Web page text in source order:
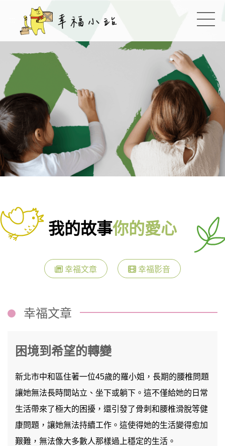
切換
:::
我的故事你的愛心
幸福文章 幸福影音
幸福文章
困境到希望的轉變
新北市中和區住著一位45歲的羅小姐，長期的腰椎問題
讓她無法長時間站立、坐下或躺下。這不僅給她的日常
生活帶來了極大的困擾，還引發了骨刺和腰椎滑脫等健
康問題，讓她無法持續工作。這使得她的生活變得愈加
艱難，無法像大多數人那樣過上穩定的生活。